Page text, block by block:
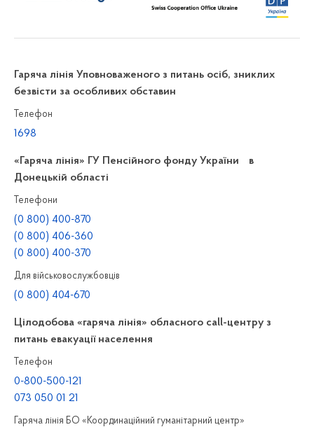
Гаряча лінія Уповноваженого з питань осіб, зниклих
безвісти за особливих обставин
Телефон
1698
«Гаряча лінія» ГУ Пенсійного фонду України в
Донецькій області
Телефони
(0 800) 400-870
(0 800) 406-360
(0 800) 400-370
Для військовослужбовців
(0 800) 404-670
Цілодобова «гаряча лінія» обласного call-центру з
питань евакуації населення
Телефон
0-800-500-121
073 050 01 21
Гаряча лінія БО «Координаційний гуманітарний центр»